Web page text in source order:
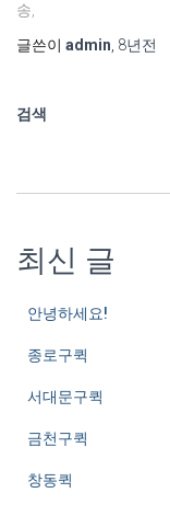
송,
글쓴이 admin 8년전
검색
최신 글
안녕하세요!
종로구퀵
서대문구퀵
금천구퀵
창동퀵